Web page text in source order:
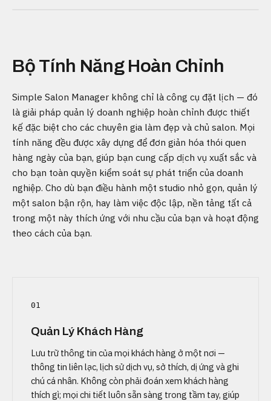
Bộ Tính Năng Hoàn Chỉnh
Simple Salon Manager không chỉ là công cụ đặt lịch — đó
là giải pháp quản lý doanh nghiệp hoàn chỉnh được thiết
kế đặc biệt cho các chuyên gia làm đẹp và chủ salon. Mọi
tính năng đều được xây dựng để đơn giản hóa thói quen
hàng ngày của bạn, giúp bạn cung cấp dịch vụ xuất sắc và
cho bạn toàn quyền kiểm soát sự phát triển của doanh
nghiệp. Cho dù bạn điều hành một studio nhỏ gọn, quản lý
một salon bận rộn, hay làm việc độc lập, nền tảng tất cả
trong một này thích ứng với nhu cầu của bạn và hoạt động
theo cách của bạn.
01
Quản Lý Khách Hàng
Lưu trữ thông tin của mọi khách hàng ở một nơi —
thông tin liên lạc, lịch sử dịch vụ, sở thích, dị ứng và ghi
chú cá nhân. Không còn phải đoán xem khách hàng
thích gì; mọi chi tiết luôn sẵn sàng trong tầm tay, giúp